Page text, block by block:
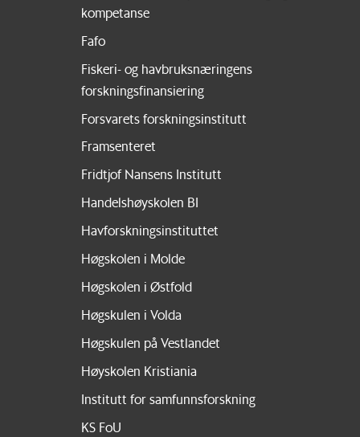
kompetanse
Fafo
Fiskeri- og havbruksnæringens
forskningsfinansiering
Forsvarets forskningsinstitutt
Framsenteret
Fridtjof Nansens Institutt
Handelshøyskolen BI
Havforskningsinstituttet
Høgskolen i Molde
Høgskolen i Østfold
Høgskulen i Volda
Høgskulen på Vestlandet
Høyskolen Kristiania
Institutt for samfunnsforskning
KS FoU